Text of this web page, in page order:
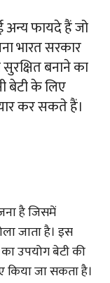
अन्य फायदे हैं जो
भारत सरकार
बनाने का
बेटी के लिए
कर सकते हैं।
है जिसमें
जाता है। इस
उपयोग बेटी की
जा सकता है।